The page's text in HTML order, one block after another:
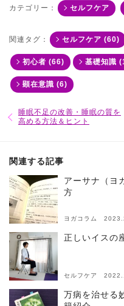
カテゴリー： セルフケア
関連タグ： セルフケア (60)
初心者 (66) 基礎知識
顕在意識 (6)
睡眠不足の改善・睡眠の質を
高める方法＆ヒント
関連する記事
アーサナ（ヨ
方
ヨガコラム
正しいイスの
セルフケア
万病を治せる